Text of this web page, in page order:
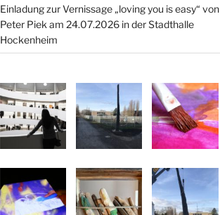
Einladung zur Vernissage „loving you is easy“ von
Peter Piek am 24.07.2026 in der Stadthalle
Hockenheim